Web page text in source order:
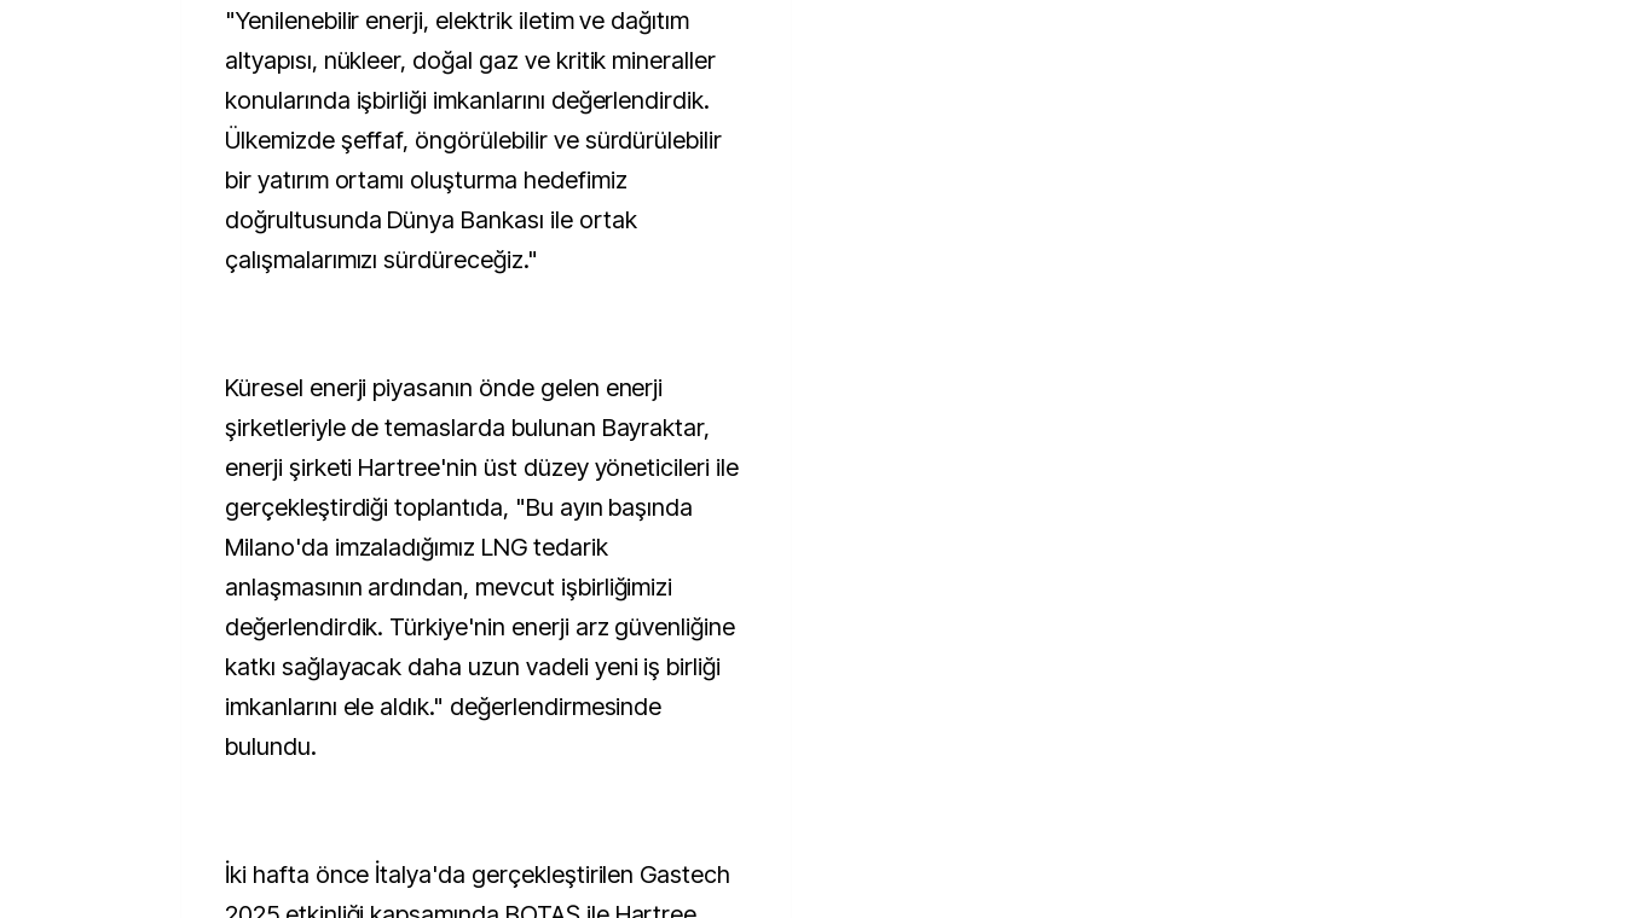
"Yenilenebilir enerji, elektrik iletim ve dağıtım
altyapısı, nükleer, doğal gaz ve kritik mineraller
konularında işbirliği imkanlarını değerlendirdik.
Ülkemizde şeffaf, öngörülebilir ve sürdürülebilir
bir yatırım ortamı oluşturma hedefimiz
doğrultusunda Dünya Bankası ile ortak
çalışmalarımızı sürdüreceğiz."
Küresel enerji piyasanın önde gelen enerji
şirketleriyle de temaslarda bulunan Bayraktar,
enerji şirketi Hartree'nin üst düzey yöneticileri ile
gerçekleştirdiği toplantıda, "Bu ayın başında
Milano'da imzaladığımız LNG tedarik
anlaşmasının ardından, mevcut işbirliğimizi
değerlendirdik. Türkiye'nin enerji arz güvenliğine
katkı sağlayacak daha uzun vadeli yeni iş birliği
imkanlarını ele aldık." değerlendirmesinde
bulundu.
İki hafta önce İtalya'da gerçekleştirilen Gastech